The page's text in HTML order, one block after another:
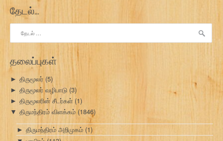
தேடல்…
தேடு:
தலைப்புகள்
► திருமூலர் (5)
► திருமூலர் வழிபாடு (3)
► திருமூலரின் சீடர்கள் (1)
▼ திருமந்திரம் விளக்கம் (1846)
► திருமந்திரம் அறிமுகம் (1)